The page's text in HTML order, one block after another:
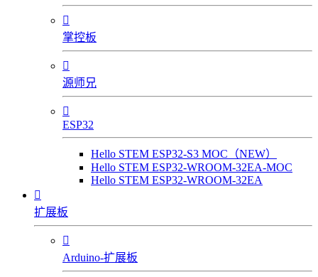

掌控板

源师兄

ESP32
Hello STEM ESP32-S3 MOC（NEW）
Hello STEM ESP32-WROOM-32EA-MOC
Hello STEM ESP32-WROOM-32EA

扩展板

Arduino-扩展板